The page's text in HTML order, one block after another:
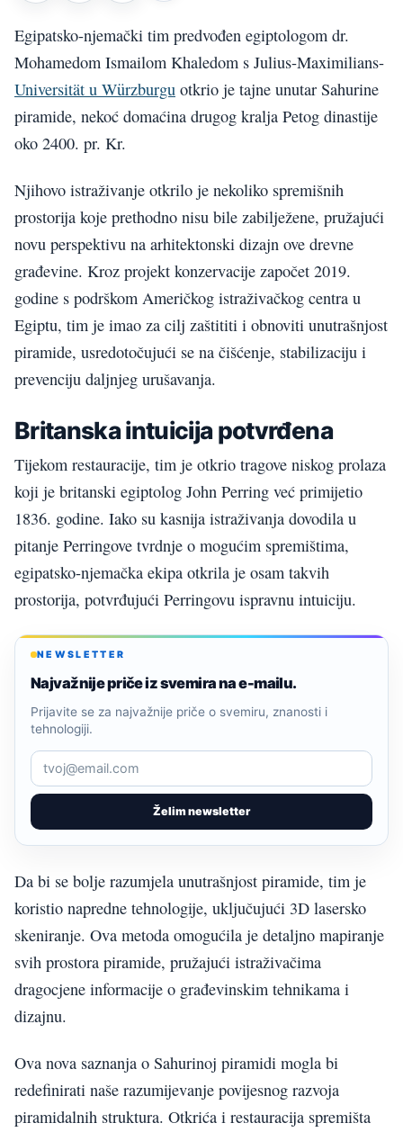
Egipatsko-njemački tim predvođen egiptologom dr.
Mohamedom Ismailom Khaledom s Julius-Maximilians-
Universität u Würzburgu otkrio je tajne unutar Sahurine
piramide, nekoć domaćina drugog kralja Petog dinastije
oko 2400. pr. Kr.
Njihovo istraživanje otkrilo je nekoliko spremišnih
prostorija koje prethodno nisu bile zabilježene, pružajući
novu perspektivu na arhitektonski dizajn ove drevne
građevine. Kroz projekt konzervacije započet 2019.
godine s podrškom Američkog istraživačkog centra u
Egiptu, tim je imao za cilj zaštititi i obnoviti unutrašnjost
piramide, usredotočujući se na čišćenje, stabilizaciju i
prevenciju daljnjeg urušavanja.
Britanska intuicija potvrđena
Tijekom restauracije, tim je otkrio tragove niskog prolaza
koji je britanski egiptolog John Perring već primijetio
1836. godine. Iako su kasnija istraživanja dovodila u
pitanje Perringove tvrdnje o mogućim spremištima,
egipatsko-njemačka ekipa otkrila je osam takvih
prostorija, potvrđujući Perringovu ispravnu intuiciju.
NEWSLETTER
Najvažnije priče iz svemira na e-mailu.
Želim newsletter
Prijavite se za najvažnije priče o svemiru, znanosti i
tehnologiji.
Da bi se bolje razumjela unutrašnjost piramide, tim je
koristio napredne tehnologije, uključujući 3D lasersko
skeniranje. Ova metoda omogućila je detaljno mapiranje
svih prostora piramide, pružajući istraživačima
dragocjene informacije o građevinskim tehnikama i
dizajnu.
Ova nova saznanja o Sahurinoj piramidi mogla bi
redefinirati naše razumijevanje povijesnog razvoja
piramidalnih struktura. Otkrića i restauracija spremišta